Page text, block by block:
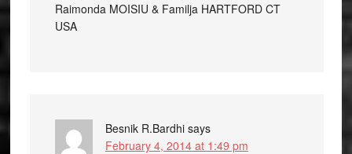
Raimonda MOISIU & Familja HARTFORD CT
USA
Besnik R.Bardhi says
February 4, 2014 at 1:49 pm